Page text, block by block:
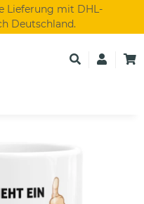
Lieferung mit DHL-
Deutschland.